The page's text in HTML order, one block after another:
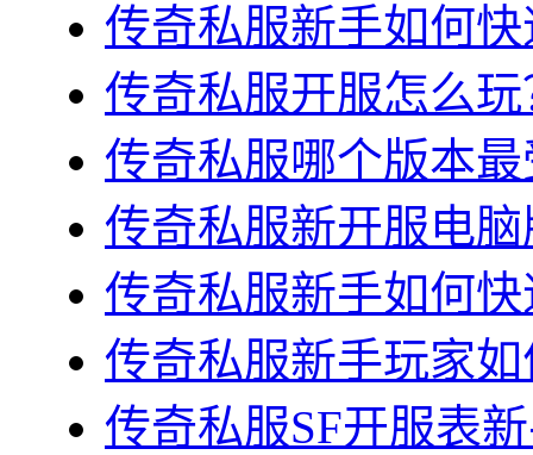
传奇私服新手如何
传奇私服开服怎么
传奇私服哪个版本
传奇私服新开服电
传奇私服新手如何
传奇私服新手玩家
传奇私服SF开服表